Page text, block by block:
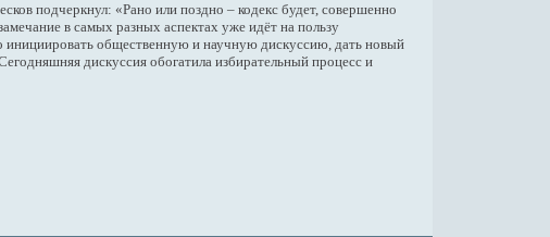
подчеркнул: «Рано или поздно – кодекс будет, совершенно
в самых разных аспектах уже идёт на пользу
инициировать общественную и научную дискуссию, дать новый
дискуссия обогатила избирательный процесс и